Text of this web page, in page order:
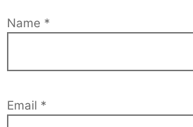
Name *
Email *